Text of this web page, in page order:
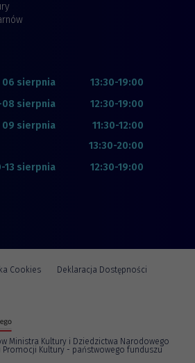
06 sierpnia
13:30-19:00
08 sierpnia
12:30-19:00
09 sierpnia
11:30-12:00
13:30-20:00
13 sierpnia 12:30-19:00
Cookies Deklaracja Dostępności
Ministra Kultury i Dziedzictwa Narodowego
Promocji Kultury - państwowego funduszu